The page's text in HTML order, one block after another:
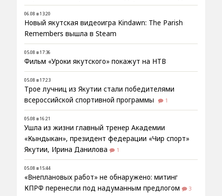
06.08 в 13:20
Новый якутская видеоигра Kindawn: The Parish
Remembers вышла в Steam
05.08 в 17:36
Фильм «Уроки якутского» покажут на НТВ
05.08 в 17:23
Трое лучниц из Якутии стали победителями
всероссийской спортивной программы
1
05.08 в 16:21
Ушла из жизни главный тренер Академии
«Кындыкан», президент федерации «Чир спорт»
Якутии, Ирина Данилова
1
05.08 в 15:44
«Внеплановых работ» не обнаружено: митинг
КПРФ перенесли под надуманным предлогом
3